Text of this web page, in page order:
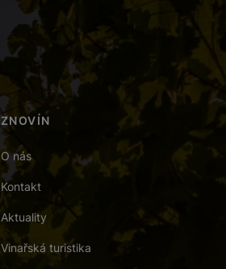
ZNOVÍN
O nás
Kontakt
Aktuality
Vinařská turistika